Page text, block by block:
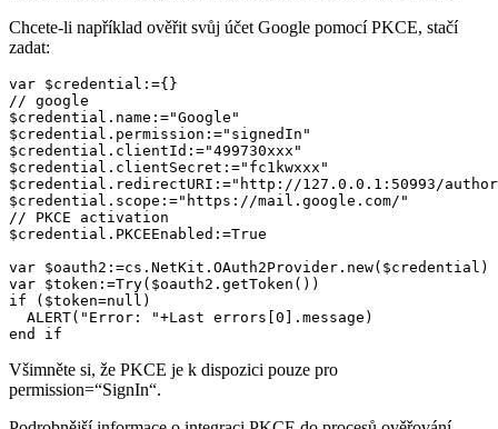
Chcete-li například ověřit svůj účet Google pomocí PKCE, stačí
zadat:
var $credential:={}
// google
$credential.name:="Google"
$credential.permission:="signedIn"
$credential.clientId:="499730xxx"
$credential.clientSecret:="fc1kwxxx"
$credential.redirectURI:="http://127.0.0.1:50993/
$credential.scope:="https://mail.google.com/"
// PKCE activation
$credential.PKCEEnabled:=True
var $oauth2:=cs.NetKit.OAuth2Provider.new($credential)
var $token:=Try($oauth2.getToken())
if ($token=null)
  ALERT("Error: "+Last errors[0].message)
end if
Všimněte si, že PKCE je k dispozici pouze pro
permission=“SignIn“.